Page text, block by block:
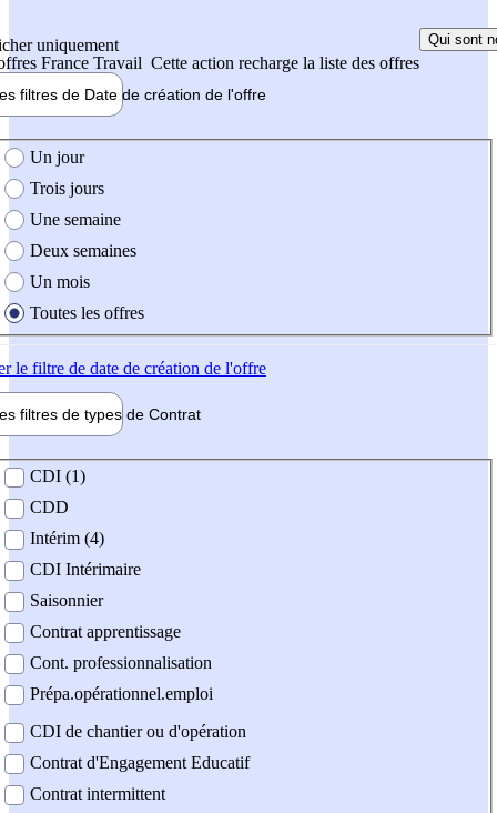
uniquement
France Travail Cette action recharge la liste des offres
Qui sont
filtres de Date de création de l'offre
création de l'offre
Un jour
Trois jours
Une semaine
Deux semaines
Un mois
Toutes les offres
le filtre de date de création de l'offre
filtres de types de Contrat
contrat
CDI (1)
CDD
Intérim (4)
CDI Intérimaire
Saisonnier
Contrat apprentissage
Cont. professionnalisation
Prépa.opérationnel.emploi
CDI de chantier ou d'opération
Contrat d'Engagement Educatif
Contrat intermittent